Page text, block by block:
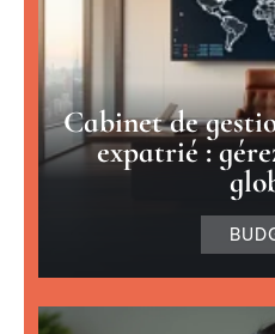
Cabinet de
expatrié :